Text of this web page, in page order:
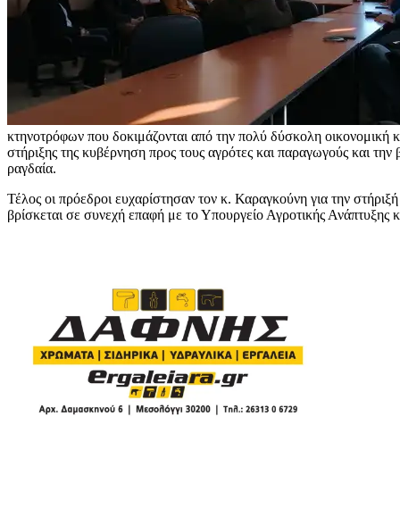
κτηνοτρόφων που δοκιμάζονται από την πολύ δύσκολη οικονομική
στήριξης της κυβέρνηση προς τους αγρότες και παραγωγούς και
ραγδαία.
Τέλος οι πρόεδροι ευχαρίστησαν τον κ. Καραγκούνη για την
βρίσκεται σε συνεχή επαφή με το Υπουργείο Αγροτικής